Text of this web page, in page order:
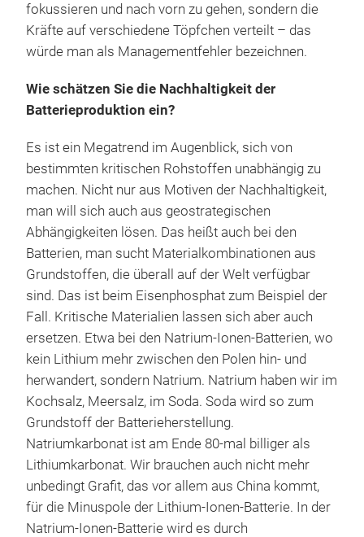
fokussieren und nach vorn zu gehen, sondern die
Kräfte auf verschiedene Töpfchen verteilt – das
würde man als Managementfehler bezeichnen.
Wie schätzen Sie die Nachhaltigkeit der
Batterieproduktion ein?
Es ist ein Megatrend im Augenblick, sich von
bestimmten kritischen Rohstoffen unabhängig zu
machen. Nicht nur aus Motiven der Nachhaltigkeit,
man will sich auch aus geostrategischen
Abhängigkeiten lösen. Das heißt auch bei den
Batterien, man sucht Materialkombinationen aus
Grundstoffen, die überall auf der Welt verfügbar
sind. Das ist beim Eisenphosphat zum Beispiel der
Fall. Kritische Materialien lassen sich aber auch
ersetzen. Etwa bei den Natrium-Ionen-Batterien, wo
kein Lithium mehr zwischen den Polen hin- und
herwandert, sondern Natrium. Natrium haben wir im
Kochsalz, Meersalz, im Soda. Soda wird so zum
Grundstoff der Batterieherstellung.
Natriumkarbonat ist am Ende 80-mal billiger als
Lithiumkarbonat. Wir brauchen auch nicht mehr
unbedingt Grafit, das vor allem aus China kommt,
für die Minuspole der Lithium-Ionen-Batterie. In der
Natrium-Ionen-Batterie wird es durch